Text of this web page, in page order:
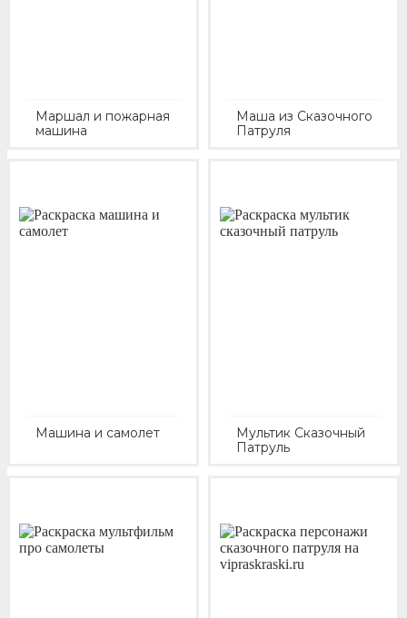
Маршал и пожарная
машина
Маша из Сказочного
Патруля
Машина и самолет
Мультик Сказочный
Патруль